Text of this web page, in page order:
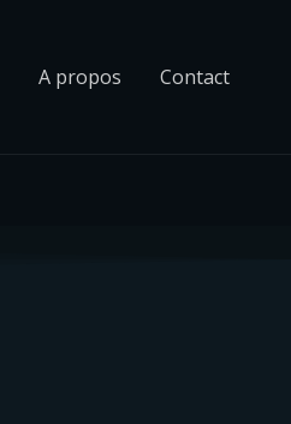
A propos Contact